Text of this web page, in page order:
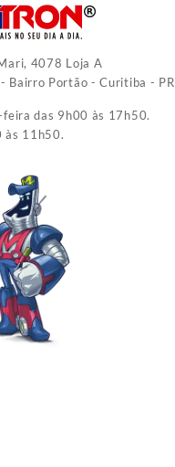
4078 Loja A
Bairro Portão - Curitiba - PR
feira das 9h00 às 17h50.
às 11h50.